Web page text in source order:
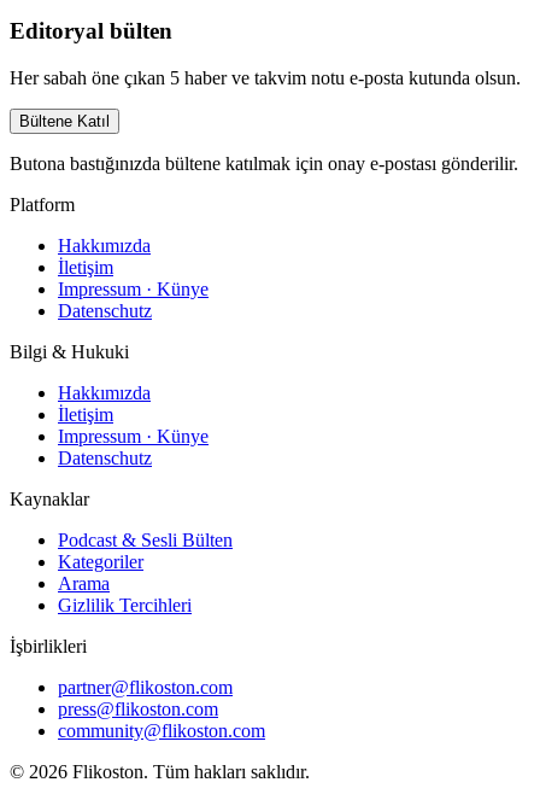
Editoryal bülten
Her sabah öne çıkan 5 haber ve takvim notu e-posta kutunda olsun.
Bültene Katıl
Butona bastığınızda bültene katılmak için onay e-postası gönderilir.
Platform
Hakkımızda
İletişim
Impressum · Künye
Datenschutz
Bilgi & Hukuki
Hakkımızda
İletişim
Impressum · Künye
Datenschutz
Kaynaklar
Podcast & Sesli Bülten
Kategoriler
Arama
Gizlilik Tercihleri
İşbirlikleri
partner@flikoston.com
press@flikoston.com
community@flikoston.com
© 2026 Flikoston. Tüm hakları saklıdır.